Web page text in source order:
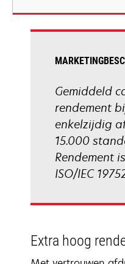
Gemiddeld
rendement
enkelzijdig
15.000
Rendement
ISO/IEC
Extra hoog